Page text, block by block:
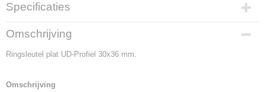
Specificaties
Productcode
6056110
EAN code
Productcode leverancier
Omschrijving
Ringsleutel plat UD-Profiel 30x36 mm.
Omschrijving